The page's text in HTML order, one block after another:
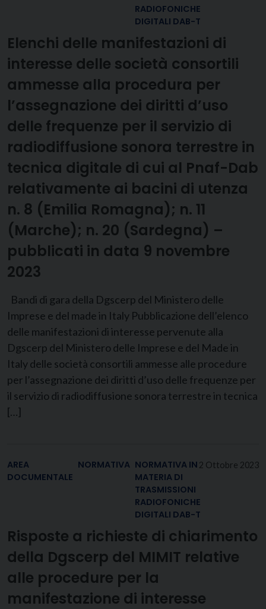
RADIOFONICHE
DIGITALI DAB-T
Elenchi delle manifestazioni di
interesse delle società consortili
ammesse alla procedura per
l’assegnazione dei diritti d’uso
delle frequenze per il servizio di
radiodiffusione sonora terrestre in
tecnica digitale di cui al Pnaf-Dab
relativamente ai bacini di utenza
n. 8 (Emilia Romagna); n. 11
(Marche); n. 20 (Sardegna) –
pubblicati in data 9 novembre
2023
Bandi di gara della Dgscerp del Ministero delle
Imprese e del made in Italy Pubblicazione dell’elenco
delle manifestazioni di interesse pervenute alla
Dgscerp del Ministero delle Imprese e del Made in
Italy delle società consortili ammesse alle procedure
per l’assegnazione dei diritti d’uso delle frequenze per
il servizio di radiodiffusione sonora terrestre in tecnica
[…]
2 Ottobre 2023
AREA
DOCUMENTALE
NORMATIVA NORMATIVA IN
MATERIA DI
TRASMISSIONI
RADIOFONICHE
DIGITALI DAB-T
Risposte a richieste di chiarimento
della Dgscerp del MIMIT relative
alle procedure per la
manifestazione di interesse